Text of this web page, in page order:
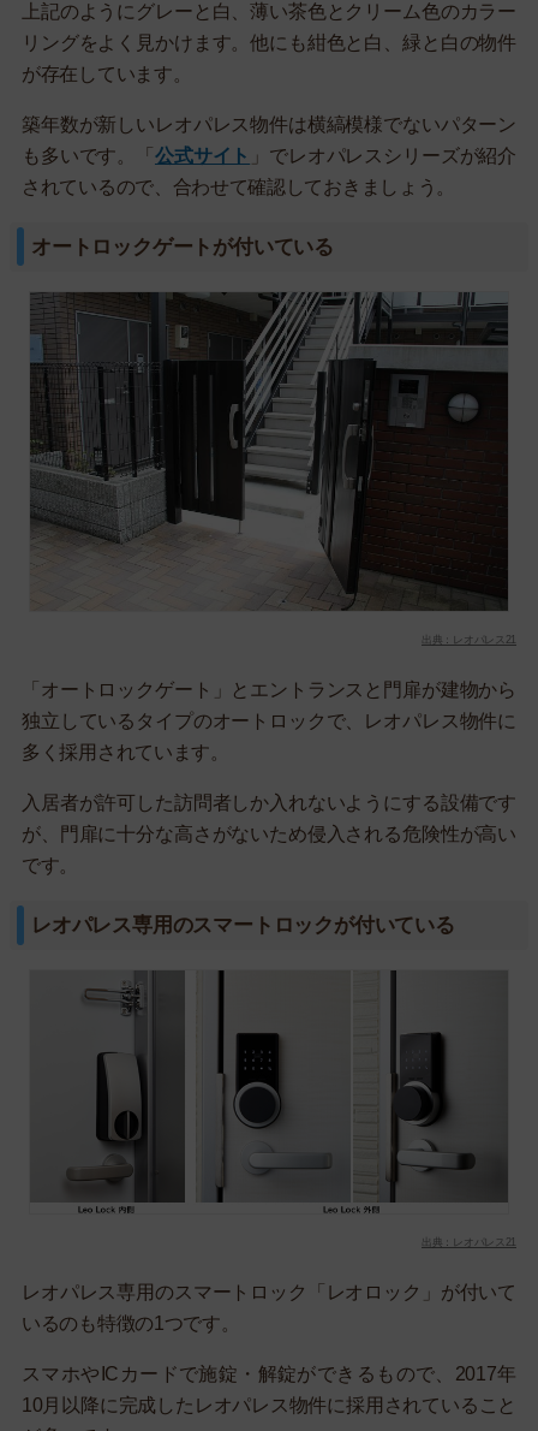
上記のようにグレーと白、薄い茶色とクリーム色のカラー
リングをよく見かけます。他にも紺色と白、緑と白の物件
が存在しています。
築年数が新しいレオパレス物件は横縞模様でないパターン
も多いです。「 公式サイト 」でレオパレスシリーズが紹介
されているので、合わせて確認しておきましょう。
オートロックゲートが付いている
出典：レオパレス21
「オートロックゲート」とエントランスと門扉が建物から
独立しているタイプのオートロックで、レオパレス物件に
多く採用されています。
入居者が許可した訪問者しか入れないようにする設備です
が、門扉に十分な高さがないため侵入される危険性が高い
です。
レオパレス専用のスマートロックが付いている
出典：レオパレス21
レオパレス専用のスマートロック「レオロック」が付いて
いるのも特徴の1つです。
スマホやICカードで施錠・解錠ができるもので、2017年
10月以降に完成したレオパレス物件に採用されていること